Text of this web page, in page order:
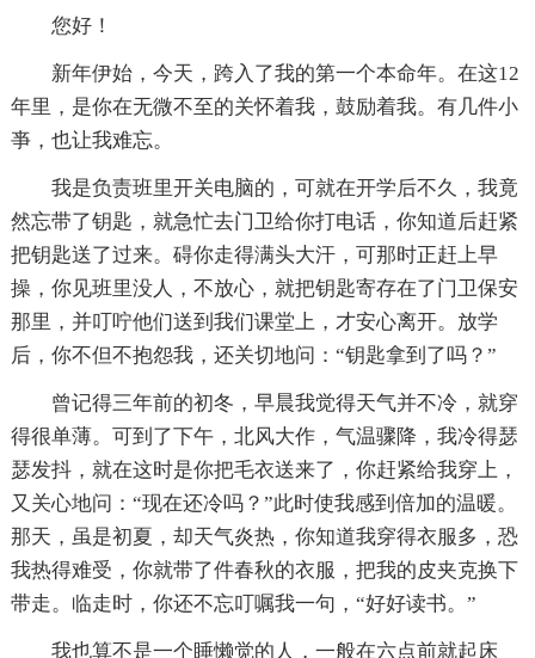
您好！
新年伊始，今天，跨入了我的第一个本命年。在这12
年里，是你在无微不至的关怀着我，鼓励着我。有几件小
亊，也让我难忘。
我是负责班里开关电脑的，可就在开学后不久，我竟
然忘带了钥匙，就急忙去门卫给你打电话，你知道后赶紧
把钥匙送了过来。碍你走得满头大汗，可那时正赶上早
操，你见班里没人，不放心，就把钥匙寄存在了门卫保安
那里，并叮咛他们送到我们课堂上，才安心离开。放学
后，你不但不抱怨我，还关切地问：“钥匙拿到了吗？”
曾记得三年前的初冬，早晨我觉得天气并不冷，就穿
得很单薄。可到了下午，北风大作，气温骤降，我冷得瑟
瑟发抖，就在这时是你把毛衣送来了，你赶紧给我穿上，
又关心地问：“现在还冷吗？”此时使我感到倍加的温暖。
那天，虽是初夏，却天气炎热，你知道我穿得衣服多，恐
我热得难受，你就带了件春秋的衣服，把我的皮夹克换下
带走。临走时，你还不忘叮嘱我一句，“好好读书。”
我也算不是一个睡懒觉的人，一般在六点前就起床